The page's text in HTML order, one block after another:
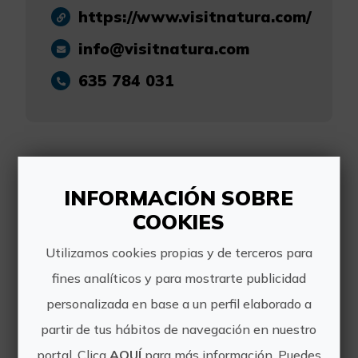
https://www.visitnatura.com/
info@visitnatura.com
635 784 031
Otras experiencias
de Visit Natura
INFORMACIÓN SOBRE
COOKIES
Utilizamos cookies propias y de terceros para
fines analíticos y para mostrarte publicidad
personalizada en base a un perfil elaborado a
partir de tus hábitos de navegación en nuestro
portal. Clica AQUÍpara más información. Puedes